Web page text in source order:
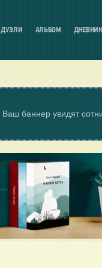
ДУЭЛИ АЛЬБОМ
Ваш баннер увидят